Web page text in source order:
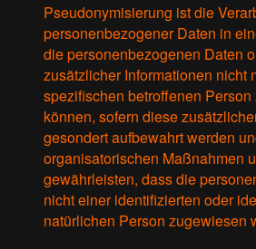
Pseudonymisierung ist die
personenbezogener Daten in
die personenbezogenen Daten
zusätzlicher Informationen nicht
spezifischen betroffenen
können, sofern diese
gesondert aufbewahrt werden
organisatorischen Maßnahmen
gewährleisten, dass die
nicht einer identifizierten oder
natürlichen Person zugewiesen